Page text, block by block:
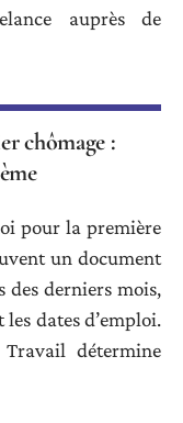
auprès de
chômage :
pour la première
un document
des derniers mois,
dates d’emploi.
Travail détermine